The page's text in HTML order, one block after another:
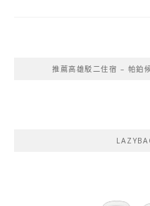
推薦高雄駁二住宿 – 帕鉑